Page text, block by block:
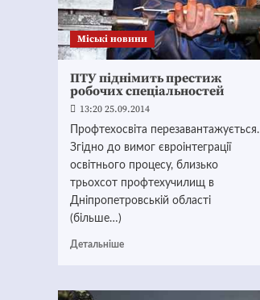
Mіські новини
ПТУ піднімить престиж
робочих спеціальностей
13:20 25.09.2014
Профтехосвіта перезавантажується.
Згідно до вимог євроінтеграції
освітнього процесу, близько
трьохсот профтехучилищ в
Дніпропетровській області
(більше…)
Детальніше